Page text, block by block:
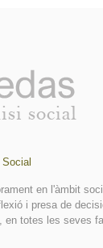
en l'àmbit
i presa de
en totes les seves